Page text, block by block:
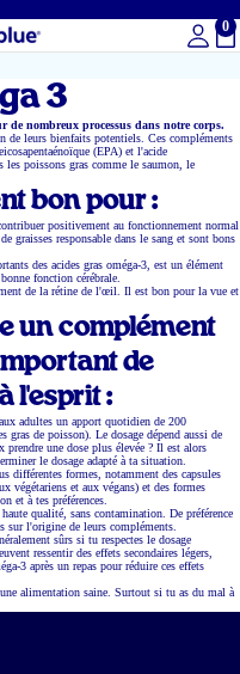
0
3
de nombreux processus dans notre corps.
de leurs bienfaits potentiels. Ces compléments
(EPA) et l'acide
les poissons gras comme le saumon, le
bon pour :
positivement au fonctionnement normal
graisses responsable dans le sang et sont bons
des acides gras oméga-3, est un élément
fonction cérébrale.
de la rétine de l'œil. Il est bon pour la vue et
un complément
de
l'esprit :
adultes un apport quotidien de 200
gras de poisson). Le dosage dépend aussi de
une dose plus élevée ? Il est alors
le dosage adapté à ta situation.
différentes formes, notamment des capsules
végétariens et aux végans) et des formes
et à tes préférences.
qualité, sans contamination. De préférence
sur l'origine de leurs compléments.
sûrs si tu respectes le dosage
ressentir des effets secondaires légers,
3 après un repas pour réduire ces effets
alimentation saine. Surtout si tu as du mal à